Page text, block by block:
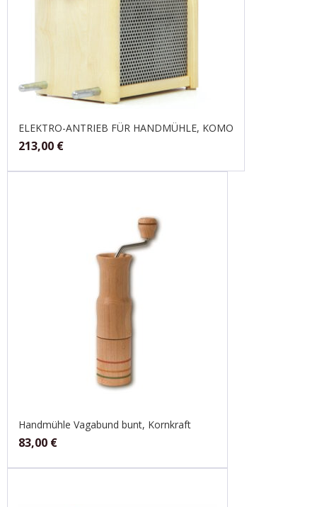
ELEKTRO-ANTRIEB FÜR HANDMÜHLE, KOMO
213,00 €
Handmühle Vagabund bunt, Kornkraft
83,00 €